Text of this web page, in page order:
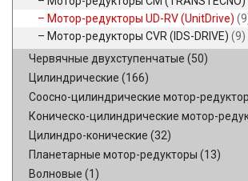
Мотор-редукторы UD-RV (UnitDrive)
Мотор-редукторы CVR (IDS-DRIVE) (9)
Червячные двухступенчатые (50)
Цилиндрические (166)
Соосно-цилиндрические мотор-
Коническо-цилиндрические мотор-
Цилиндро-конические (32)
Планетарные мотор-редукторы (13)
Волновые (1)